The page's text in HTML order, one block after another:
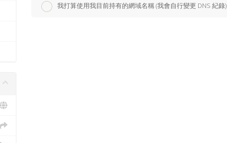
我打算使用我目前持有的網域名稱 (我會自行變更 DNS 紀錄)